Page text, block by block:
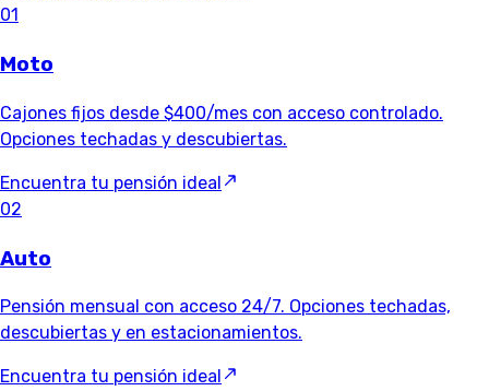
01
Moto
Cajones fijos desde $400/mes con acceso controlado.
Opciones techadas y descubiertas.
Encuentra tu pensión ideal
02
Auto
Pensión mensual con acceso 24/7. Opciones techadas,
descubiertas y en estacionamientos.
Encuentra tu pensión ideal